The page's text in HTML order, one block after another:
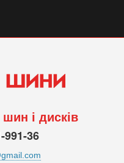
і дисків
991-36